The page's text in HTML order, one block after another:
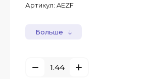
Артикул: AEZF
Больше